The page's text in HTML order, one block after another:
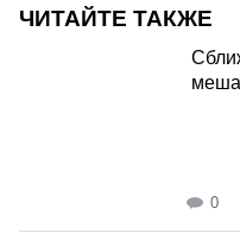
ЧИТАЙТЕ ТАКЖЕ
0